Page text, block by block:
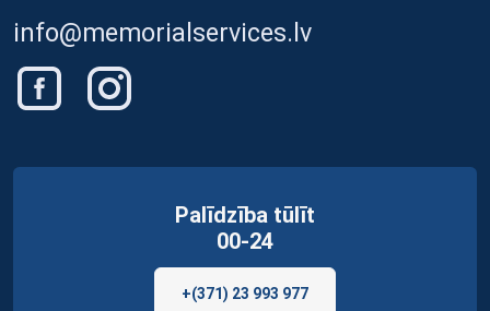
info@memorialservices.lv
Palīdzība tūlīt
00-24
+(371) 23 993 977